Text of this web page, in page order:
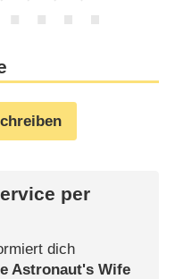
per
dich
Astronaut's Wife